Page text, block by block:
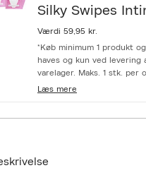
Silky Swipes
Værdi 59,95 kr.
*Køb minimum 1 produkt
haves og kun ved levering
varelager. Maks. 1 stk. per
Læs mere